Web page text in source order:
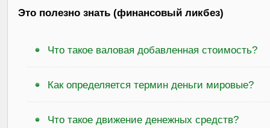
Это полезно знать (финансовый ликбез)
Что такое валовая добавленная стоимость?
Как определяется термин деньги мировые?
Что такое движение денежных средств?